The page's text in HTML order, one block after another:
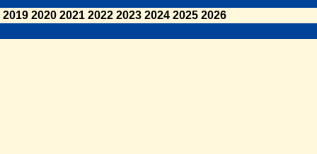
2019 2020 2021 2022 2023 2024 2025 2026